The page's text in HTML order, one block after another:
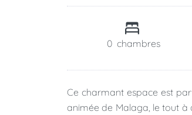
0 chambres
Ce charmant espace est
animée de Malaga, le tout à